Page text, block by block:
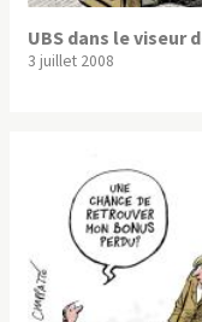
UBS dans le viseur
3 juillet 2008